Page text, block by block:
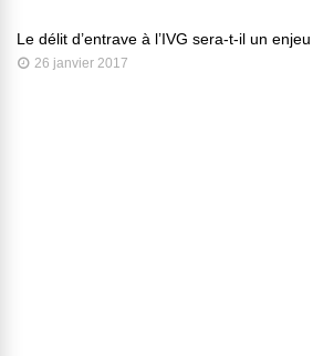
Le délit d’entrave à l’IVG sera-t-il un
26 janvier 2017